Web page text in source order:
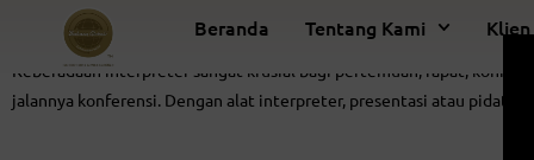
Beranda Tentang Kami Klien
Keberadaan interpreter sangat krusial bagi pertemuan, rapat,
jalannya konferensi. Dengan alat interpreter, presentasi atau pidato